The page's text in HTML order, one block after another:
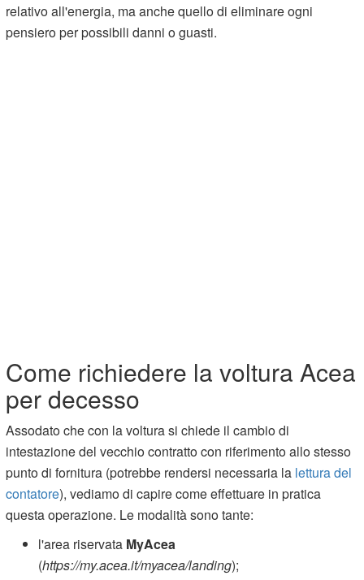
relativo all'energia, ma anche quello di eliminare ogni
pensiero per possibili danni o guasti.
Come richiedere la voltura Acea
per decesso
Assodato che con la voltura si chiede il cambio di
intestazione del vecchio contratto con riferimento allo stesso
punto di fornitura (potrebbe rendersi necessaria la lettura del
contatore), vediamo di capire come effettuare in pratica
questa operazione. Le modalità sono tante:
l'area riservata MyAcea
(https://my.acea.it/myacea/landing);